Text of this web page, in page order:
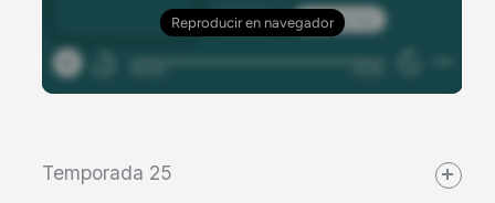
Temporada 25